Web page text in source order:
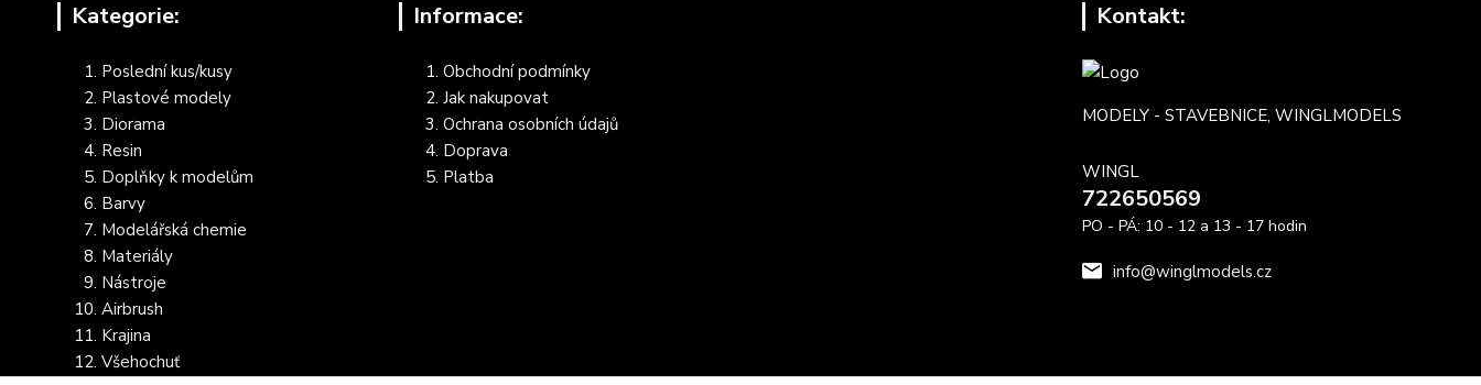
Kategorie:
Poslední kus/kusy
Plastové modely
Diorama
Resin
Doplňky k modelům
Barvy
Modelářská chemie
Materiály
Nástroje
Airbrush
Krajina
Všehochuť
Informace:
Obchodní podmínky
Jak nakupovat
Ochrana osobních údajů
Doprava
Platba
Kontakt:
MODELY - STAVEBNICE, WINGLMODELS
WINGL
722650569
PO - PÁ: 10 - 12 a 13 - 17 hodin
info@winglmodels.cz